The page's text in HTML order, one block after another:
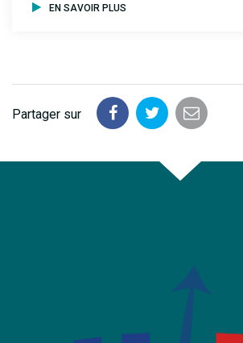
EN SAVOIR PLUS
Partager sur
Partager
Facebook
Partager
Twitter
Partager
email